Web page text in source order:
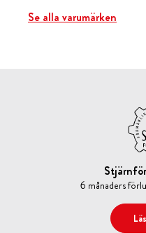
Se alla varumärken
6 månaders